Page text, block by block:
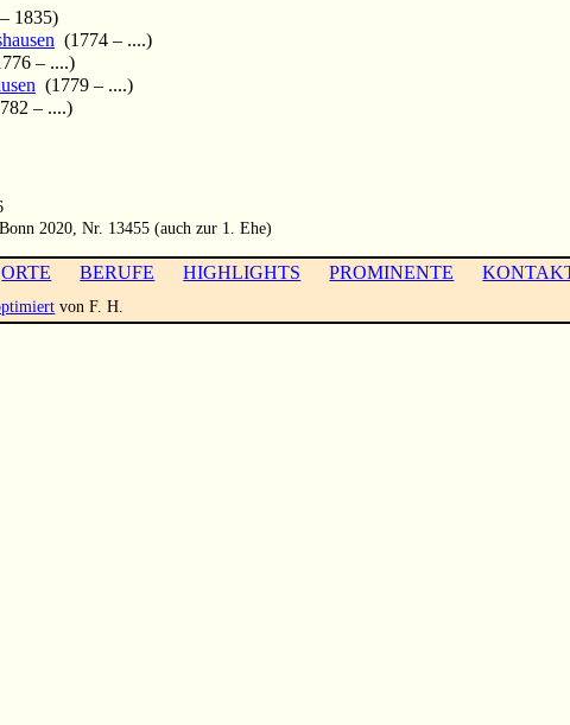
1835)
(1774 – ....)
– ....)
(1779 – ....)
– ....)
2020, Nr. 13455 (auch zur 1. Ehe)
ORTE BERUFE HIGHLIGHTS PROMINENTE
von F. H.